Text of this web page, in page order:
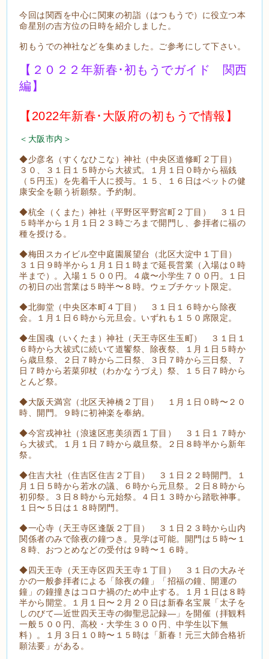
今回は関西を中心に関東の初詣（はつもうで）に役立つ本
命星別の吉方位の日時を紹介しました。
初もうでの神社などを集めました。ご参考にして下さい。
【２０２２年新春･初もうでガイド 関西
編】
【2022年新春･大阪府の初もうで情報】
＜大阪市内＞
◆少彦名（すくなひこな）神社（中央区道修町２丁目）
３０、３１日１５時から大祓式。１月１日０時から福銭
（５円玉）を先着千人に授与。１５、１６日はペットの健
康安全を願う祈願祭。予約制。
◆杭全（くまた）神社（平野区平野宮町２丁目） ３１日
５時半から１月１日２３時ごろまで開門し、参拝者に福の
種を授ける。
◆梅田スカイビル空中庭園展望台（北区大淀中１丁目）
３１日９時半から１月１日１時まで延長営業（入場は０時
半まで）。入場１５００円。４歳〜小学生７００円。１日
の初日の出営業は５時半〜８時。ウェブチケット限定。
◆北御堂（中央区本町４丁目） ３１日１６時から除夜
会。１月１日６時から元旦会。いずれも１５０席限定。
◆生国魂（いくたま）神社（天王寺区生玉町） ３１日１
６時から大祓式に続いて道饗祭、除夜祭、１月１日５時か
ら歳旦祭、２日７時から二日祭、３日７時から三日祭、７
日７時から若菜卯杖（わかなうづえ）祭、１５日７時から
とんど祭。
◆大阪天満宮（北区天神橋２丁目） １月１日０時〜２０
時、開門。９時に初神楽を奉納。
◆今宮戎神社（浪速区恵美須西１丁目） ３１日１７時か
ら大祓式。１月１日７時から歳旦祭。２日８時半から新年
祭。
◆住吉大社（住吉区住吉２丁目） ３１日２２時開門。１
月１日５時から若水の議、６時から元旦祭。２日８時から
初卯祭。３日８時から元始祭。４日１３時から踏歌神事。
１日〜５日は１８時閉門。
◆一心寺（天王寺区逢阪２丁目） ３１日２３時から山内
関係者のみで除夜の鐘つき。見学は可能。開門は５時〜１
８時、おつとめなどの受付は９時〜１６時。
◆四天王寺（天王寺区四天王寺１丁目） ３１日の大みそ
かの一般参拝者による「除夜の鐘」「招福の鐘、開運の
鐘」の鐘撞きはコロナ禍のため中止する。１月１日は８時
半から開堂。１月１日〜２月２０日は新春名宝展「太子を
しのびて―近世四天王寺の御聖忌記録―」を開催（拝観料
一般５００円、高校・大学生３００円、中学生以下無
料）。１月３日１０時〜１５時は「新春！元三大師合格祈
願法要」がある。